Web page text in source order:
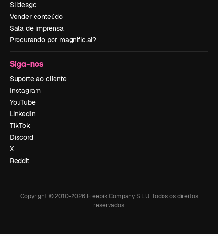
Slidesgo
Vender conteúdo
Sala de imprensa
Procurando por magnific.ai?
Siga-nos
Suporte ao cliente
Instagram
YouTube
LinkedIn
TikTok
Discord
X
Reddit
Copyright © 2010-2026Freepik Company S.L.U. Todos os direitos
reservados.